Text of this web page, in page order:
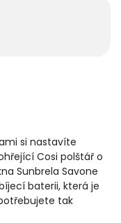
si nastavíte
Cosi polštář o
Sunbrela Savone
baterii, která je
tak